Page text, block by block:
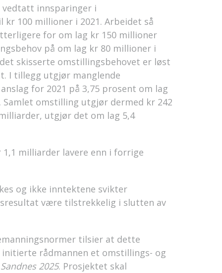
vedtatt innsparinger i
100 millioner i 2021. Arbeidet så
for om lag kr 150 millioner
på om lag kr 80 millioner i
skisserte omstillingsbehovet er løst
I tillegg utgjør manglende
for 2021 på 3,75 prosent om lag
omstilling utgjør dermed kr 242
utgjør det om lag 5,4
milliarder lavere enn i forrige
og ikke inntektene svikter
være tilstrekkelig i slutten av
tilsier at dette
rådmannen et omstillings- og
Sandnes 2025. Prosjektet skal